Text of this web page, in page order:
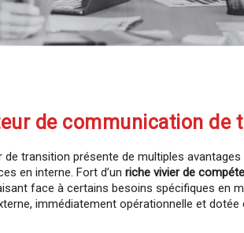
de communication de
de transition présente de multiples
en interne. Fort d’un riche vivier de
face à certains besoins spécifiques en
immédiatement opérationnelle et dotée